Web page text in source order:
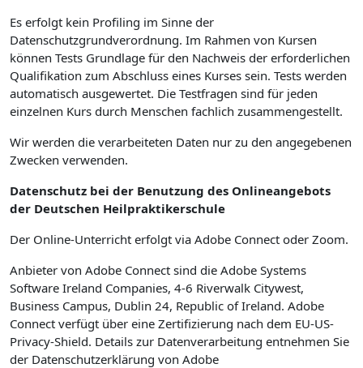
Es erfolgt kein Profiling im Sinne der
Datenschutzgrundverordnung. Im Rahmen von Kursen
können Tests Grundlage für den Nachweis der erforderlichen
Qualifikation zum Abschluss eines Kurses sein. Tests werden
automatisch ausgewertet. Die Testfragen sind für jeden
einzelnen Kurs durch Menschen fachlich zusammengestellt.
Wir werden die verarbeiteten Daten nur zu den angegebenen
Zwecken verwenden.
Datenschutz bei der Benutzung des Onlineangebots
der Deutschen Heilpraktikerschule
Der Online-Unterricht erfolgt via Adobe Connect oder Zoom.
Anbieter von Adobe Connect sind die Adobe Systems
Software Ireland Companies, 4-6 Riverwalk Citywest,
Business Campus, Dublin 24, Republic of Ireland. Adobe
Connect verfügt über eine Zertifizierung nach dem EU-US-
Privacy-Shield. Details zur Datenverarbeitung entnehmen Sie
der Datenschutzerklärung von Adobe